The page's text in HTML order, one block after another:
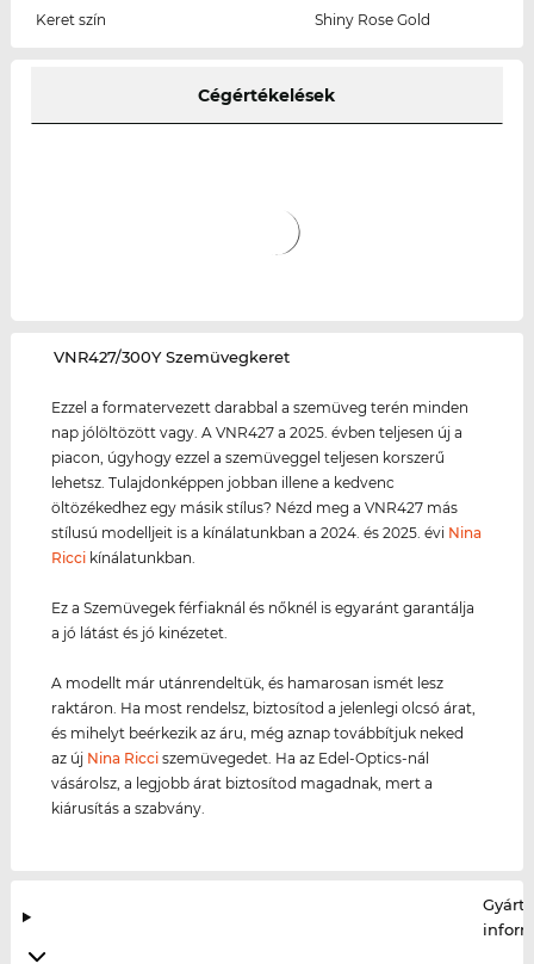
Keret szín
Shiny Rose Gold
Cégértékelések
‌VNR427/300Y Szemüvegkeret
Ezzel a formatervezett darabbal a szemüveg terén minden
nap jólöltözött vagy. A VNR427 a 2025. évben teljesen új a
piacon, úgyhogy ezzel a szemüveggel teljesen korszerű
lehetsz. Tulajdonképpen jobban illene a kedvenc
öltözékedhez egy másik stílus? Nézd meg a VNR427 más
stílusú modelljeit is a kínálatunkban a 2024. és 2025. évi Nina
Ricci kínálatunkban.
Ez a Szemüvegek férfiaknál és nőknél is egyaránt garantálja
a jó látást és jó kinézetet.
A modellt már utánrendeltük, és hamarosan ismét lesz
raktáron. Ha most rendelsz, biztosítod a jelenlegi olcsó árat,
és mihelyt beérkezik az áru, még aznap továbbítjuk neked
az új Nina Ricci szemüvegedet. Ha az Edel-Optics-nál
vásárolsz, a legjobb árat biztosítod magadnak, mert a
kiárusítás a szabvány.